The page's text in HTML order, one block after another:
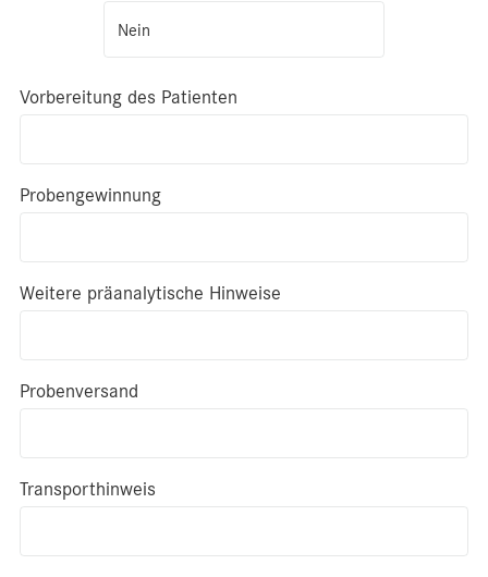
Nein
Vorbereitung des Patienten
Probengewinnung
Weitere präanalytische Hinweise
Probenversand
Transporthinweis